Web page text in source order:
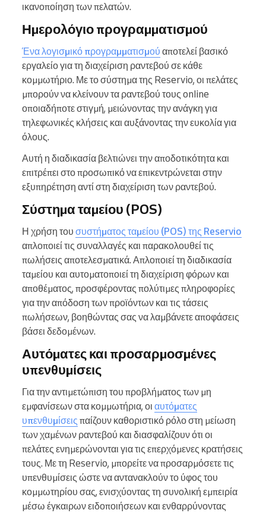
ικανοποίηση των πελατών.
Ημερολόγιο προγραμματισμού
Ένα λογισμικό προγραμματισμού αποτελεί βασικό
εργαλείο για τη διαχείριση ραντεβού σε κάθε
κομμωτήριο. Με το σύστημα της Reservio, οι πελάτες
μπορούν να κλείνουν τα ραντεβού τους online
οποιαδήποτε στιγμή, μειώνοντας την ανάγκη για
τηλεφωνικές κλήσεις και αυξάνοντας την ευκολία για
όλους.
Αυτή η διαδικασία βελτιώνει την αποδοτικότητα και
επιτρέπει στο προσωπικό να επικεντρώνεται στην
εξυπηρέτηση αντί στη διαχείριση των ραντεβού.
Σύστημα ταμείου (POS)
Η χρήση του συστήματος ταμείου (POS) της Reservio
απλοποιεί τις συναλλαγές και παρακολουθεί τις
πωλήσεις αποτελεσματικά. Απλοποιεί τη διαδικασία
ταμείου και αυτοματοποιεί τη διαχείριση φόρων και
αποθέματος, προσφέροντας πολύτιμες πληροφορίες
για την απόδοση των προϊόντων και τις τάσεις
πωλήσεων, βοηθώντας σας να λαμβάνετε αποφάσεις
βάσει δεδομένων.
Αυτόματες και προσαρμοσμένες
υπενθυμίσεις
Για την αντιμετώπιση του προβλήματος των μη
εμφανίσεων στα κομμωτήρια, οι αυτόματες
υπενθυμίσεις παίζουν καθοριστικό ρόλο στη μείωση
των χαμένων ραντεβού και διασφαλίζουν ότι οι
πελάτες ενημερώνονται για τις επερχόμενες κρατήσεις
τους. Με τη Reservio, μπορείτε να προσαρμόσετε τις
υπενθυμίσεις ώστε να αντανακλούν το ύφος του
κομμωτηρίου σας, ενισχύοντας τη συνολική εμπειρία
μέσω έγκαιρων ειδοποιήσεων και ενθαρρύνοντας